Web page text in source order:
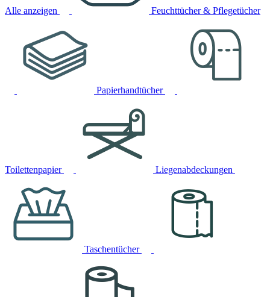
Alle anzeigen Feuchttücher & Pflegetücher
Papierhandtücher
Toilettenpapier Liegenabdeckungen
Taschentücher